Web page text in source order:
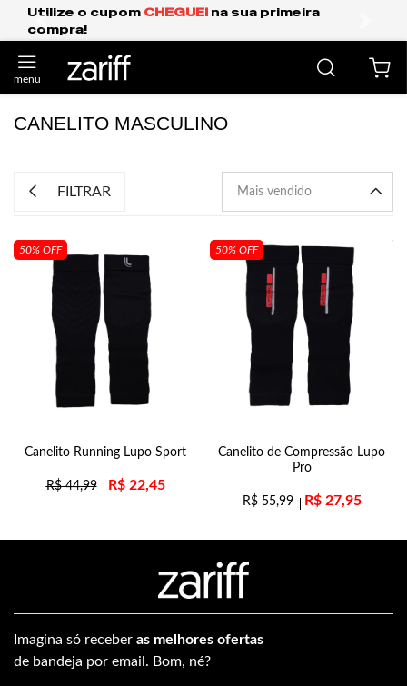
Utilize o cupom CHEGUEI na sua primeira
compra!
anterior
CANELITO MASCULINO
FILTRAR
50% OFF
Canelito Running Lupo Sport
R$44,99 R$22,45
50% OFF
Canelito de Compressão Lupo
Pro
R$55,99 R$27,95
Imagina só receber as melhores ofertas
de bandeja por email. Bom, né?